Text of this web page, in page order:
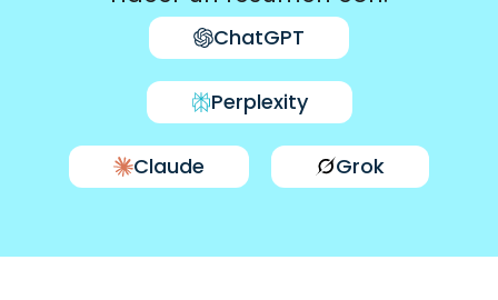
ChatGPT
Perplexity
Claude Grok